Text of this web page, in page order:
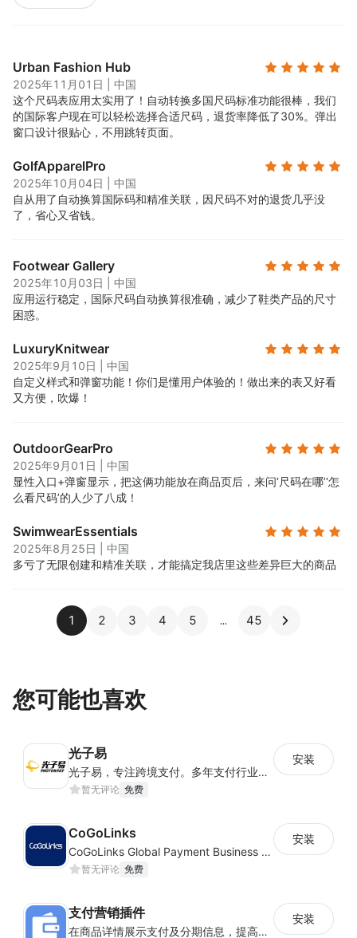
Urban Fashion Hub
2025年11月01日
中国
这个尺码表应用太实用了！自动转换多国尺码标准功能很棒，我们
的国际客户现在可以轻松选择合适尺码，退货率降低了30%。弹出
窗口设计很贴心，不用跳转页面。
GolfApparelPro
2025年10月04日
中国
自从用了自动换算国际码和精准关联，因尺码不对的退货几乎没
了，省心又省钱。
Footwear Gallery
2025年10月03日
中国
应用运行稳定，国际尺码自动换算很准确，减少了鞋类产品的尺寸
困惑。
LuxuryKnitwear
2025年9月10日
中国
自定义样式和弹窗功能！你们是懂用户体验的！做出来的表又好看
又方便，吹爆！
OutdoorGearPro
2025年9月01日
中国
显性入口+弹窗显示，把这俩功能放在商品页后，来问‘尺码在哪’‘怎
么看尺码’的人少了八成！
SwimwearEssentials
2025年8月25日
中国
多亏了无限创建和精准关联，才能搞定我店里这些差异巨大的商品
1 2 3 4 5 45
您可能也喜欢
光子易
光子易，专注跨境支付。多年支付行业经验，拥有全球一体化合规及风险管理体系，为中国跨境电商卖家提供安全合规、高效便捷、低成本全球收款及金融服务。
暂无评论 免费
安装
CoGoLinks
CoGoLinks Global Payment Business Solutions
暂无评论 免费
安装
支付营销插件
在商品详情展示支付及分期信息，提高商品转化率
安装